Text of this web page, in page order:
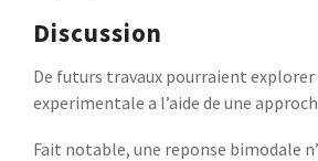
Discussion
De futurs travaux pourraient
experimentale a l’aide de une
Fait notable, une reponse bimodale